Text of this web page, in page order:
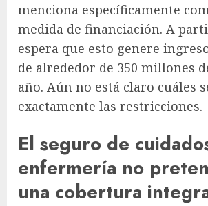
menciona específicamente
medida de financiación. A
espera que esto genere
de alrededor de 350 millones
año. Aún no está claro cuáles
exactamente las restricciones.
El seguro de
enfermería no
una cobertura